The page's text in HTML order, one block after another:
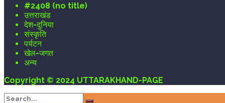
#2408 (no title)
उत्तराखंड
देश-दुनिया
संस्कृति
पर्यटन
खेल-जगत
अन्य
Copyright © 2024 UTTARAKHAND-PAGE